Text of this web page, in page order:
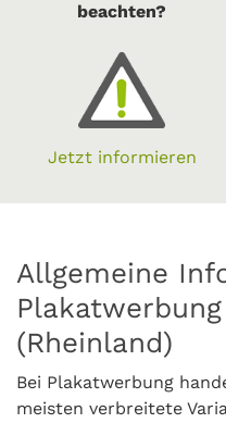
beachten?
Jetzt informieren
Allgemeine
(Rheinland)
Bei Plakatwerbung
meisten verbreitete